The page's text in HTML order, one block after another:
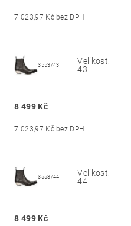
7 023,97 Kč bez DPH
3553/43
Velikost:
43
8 499 Kč
7 023,97 Kč bez DPH
3553/44
Velikost:
44
8 499 Kč